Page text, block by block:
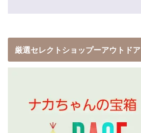
厳選セレクトショップーアウトドア